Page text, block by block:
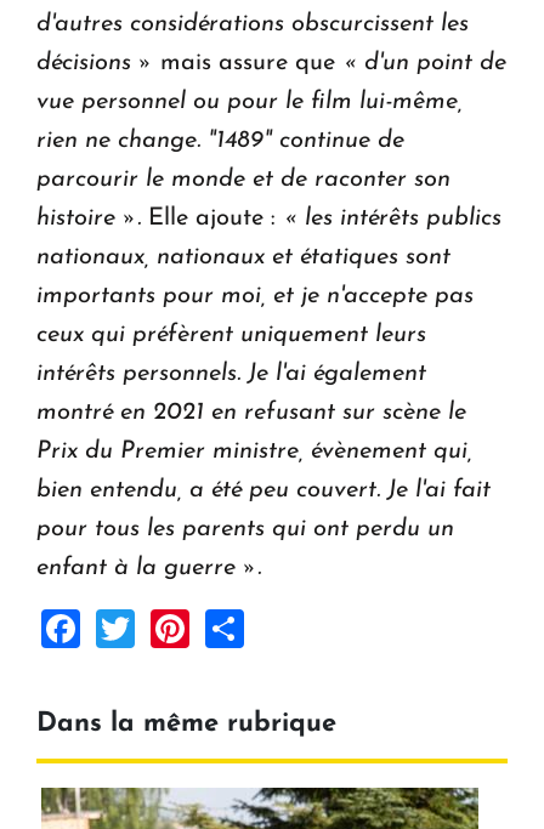
d'autres considérations obscurcissent les
décisions » mais assure que « d'un point de
vue personnel ou pour le film lui-même,
rien ne change. "1489" continue de
parcourir le monde et de raconter son
histoire ». Elle ajoute : « les intérêts publics
nationaux, nationaux et étatiques sont
importants pour moi, et je n'accepte pas
ceux qui préfèrent uniquement leurs
intérêts personnels. Je l'ai également
montré en 2021 en refusant sur scène le
Prix du Premier ministre, évènement qui,
bien entendu, a été peu couvert. Je l'ai fait
pour tous les parents qui ont perdu un
enfant à la guerre ».
Facebook
TwitterPinterest
Dans la même rubrique